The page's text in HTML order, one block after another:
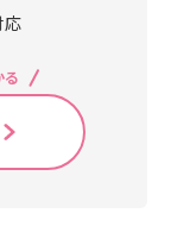
立てて下さい
か
り添う伴走型
へ導きます(^^♪
て一番若い日！
応
る